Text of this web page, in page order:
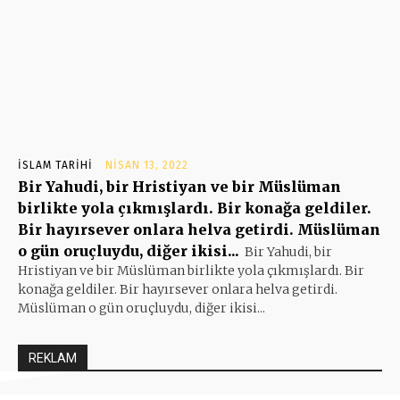
İSLAM TARIHI NISAN 13, 2022
Bir Yahudi, bir Hristiyan ve bir Müslüman
birlikte yola çıkmışlardı. Bir konağa geldiler.
Bir hayırsever onlara helva getirdi. Müslüman
o gün oruçluydu, diğer ikisi... Bir Yahudi, bir
Hristiyan ve bir Müslüman birlikte yola çıkmışlardı. Bir
konağa geldiler. Bir hayırsever onlara helva getirdi.
Müslüman o gün oruçluydu, diğer ikisi...
REKLAM